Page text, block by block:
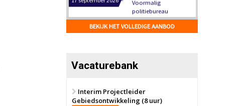
Hilversum
17 september 2026
Voormalig
Zwanenburg
BEKIJK HET VOLLEDIGE AANBOD
Vacaturebank
Interim Projectleider
Gebiedsontwikkeling (8 uur)